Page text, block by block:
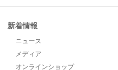
新着情報
ニュース
メディア
オンラインショップ